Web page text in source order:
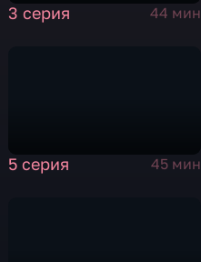
3 серия 44 мин
5 серия 45 мин